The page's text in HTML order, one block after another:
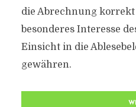
die Abrechnung
besonderes Interesse
Einsicht in die
gewähren.